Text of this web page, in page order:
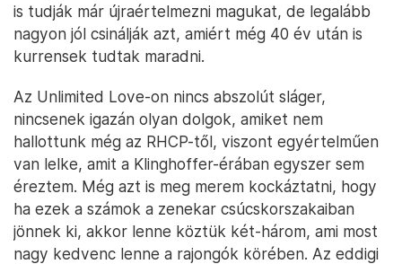
is tudják már újraértelmezni magukat, de legalább
nagyon jól csinálják azt, amiért még 40 év után is
kurrensek tudtak maradni.
Az Unlimited Love-on nincs abszolút sláger,
nincsenek igazán olyan dolgok, amiket nem
hallottunk még az RHCP-től, viszont egyértelműen
van lelke, amit a Klinghoffer-érában egyszer sem
éreztem. Még azt is meg merem kockáztatni, hogy
ha ezek a számok a zenekar csúcskorszakaiban
jönnek ki, akkor lenne köztük két-három, ami most
nagy kedvenc lenne a rajongók körében. Az eddigi